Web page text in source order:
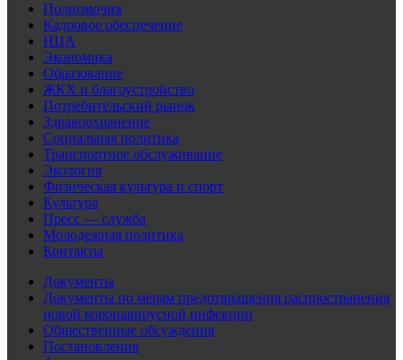
Полномочия
Кадровое обеспечение
НЦА
Экономика
Образование
ЖКХ и благоустройство
Потребительский рынок
Здравоохранение
Социальная политика
Транспортное обслуживание
Экология
Физическая культура и спорт
Культура
Пресс — служба
Молодежная политика
Контакты
Документы
Документы по мерам предотвращения распространения
новой коронавирусной инфекции
Общественные обсуждения
Постановления